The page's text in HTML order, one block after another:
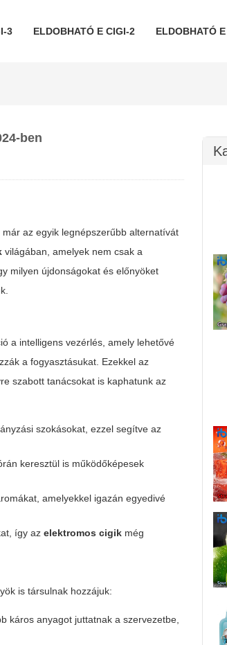
3 ELDOBHATÓ E CIGI-2 ELDOBHATÓ
ben
az egyik legnépszerűbb alternatívát
világában, amelyek nem csak a
milyen újdonságokat és előnyöket
a intelligens vezérlés , amely lehetővé
a fogyasztásukat. Ezekkel az
szabott tanácsokat is kaphatunk az
szokásokat, ezzel segítve az
keresztül is működőképesek
amelyekkel igazán egyedivé
így azelektromos cigik még
is társulnak hozzájuk:
káros anyagot juttatnak a szervezetbe,